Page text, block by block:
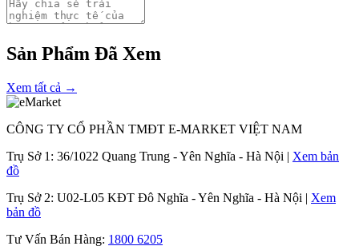
Sản Phẩm Đã Xem
Xem tất cả →
CÔNG TY CỔ PHẦN TMĐT E-MARKET VIỆT NAM
Trụ Sở 1: 36/1022 Quang Trung - Yên Nghĩa - Hà Nội | Xem bản
đồ
Trụ Sở 2: U02-L05 KĐT Đô Nghĩa - Yên Nghĩa - Hà Nội | Xem
bản đồ
Tư Vấn Bán Hàng: 1800 6205